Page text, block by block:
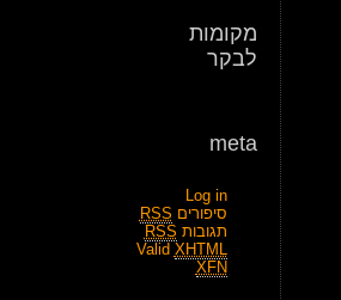
מקומות
לבקר
meta
Log in
סיפורים RSS
תגובות RSS
Valid XHTML
XFN